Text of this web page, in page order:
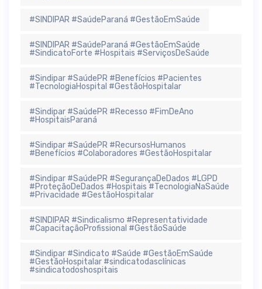
#SINDIPAR #SaúdeParaná #GestãoEmSaúde
#SINDIPAR #SaúdeParaná #GestãoEmSaúde
#SindicatoForte #Hospitais #ServiçosDeSaúde
#Sindipar #SaúdePR #Benefícios #Pacientes
#TecnologiaHospital #GestãoHospitalar
#Sindipar #SaúdePR #Recesso #FimDeAno
#HospitaisParaná
#Sindipar #SaúdePR #RecursosHumanos
#Benefícios #Colaboradores #GestãoHospitalar
#Sindipar #SaúdePR #SegurançaDeDados #LGPD
#ProteçãoDeDados #Hospitais #TecnologiaNaSaúde
#Privacidade #GestãoHospitalar
#SINDIPAR #Sindicalismo #Representatividade
#CapacitaçãoProfissional #GestãoSaúde
#Sindipar #Sindicato #Saúde #GestãoEmSaúde
#GestãoHospitalar #sindicatodasclínicas
#sindicatodoshospitais